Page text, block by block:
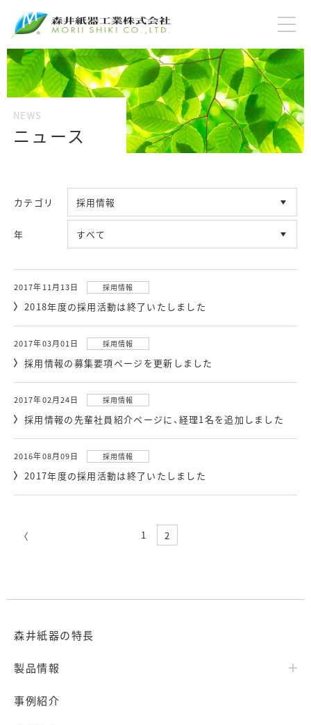
ニュース
カテゴリ
年
2017年11月13日 採用情報
2018年度の採用活動は終了いたしました
2017年03月01日 採用情報
採用情報の募集要項ページを更新しました
2017年02月24日 採用情報
採用情報の先輩社員紹介ページに、経理1名を追加しました
2016年08月09日 採用情報
2017年度の採用活動は終了いたしました
1 2
森井紙器の特長
製品情報
事例紹介